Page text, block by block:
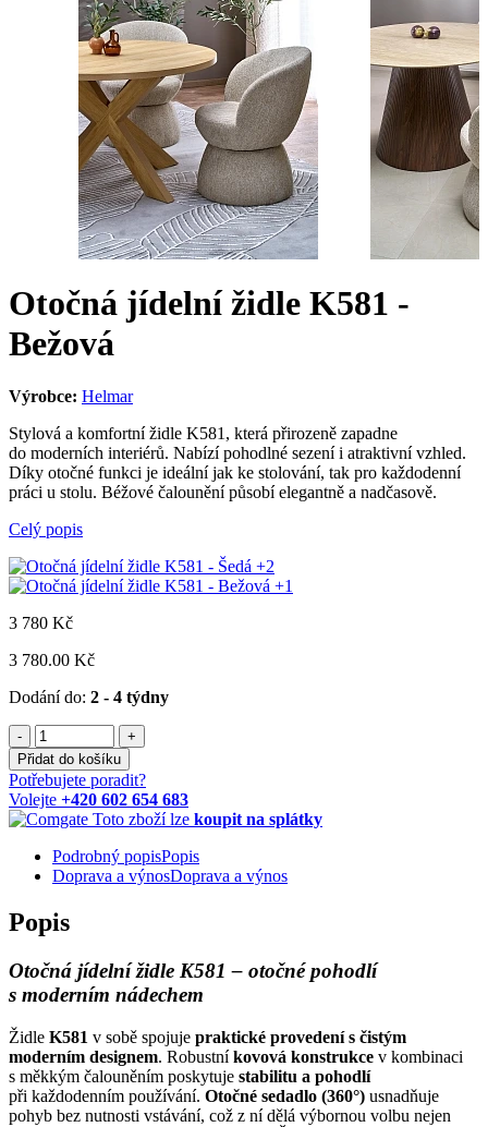
Otočná jídelní židle K581 -
Bežová
Výrobce: Helmar
Stylová a komfortní židle K581, která přirozeně zapadne
do moderních interiérů. Nabízí pohodlné sezení i atraktivní vzhled.
Díky otočné funkci je ideální jak ke stolování, tak pro každodenní
práci u stolu. Béžové čalounění působí elegantně a nadčasově.
Celý popis
+2
+1
3 780 Kč
3 780.00 Kč
Dodání do: 2 - 4 týdny
-
+
Přidat do košíku
Potřebujete poradit?
Volejte +420 602 654 683
Toto zboží lze koupit na splátky
Podrobný popisPopis
Doprava a výnosDoprava a výnos
Popis
Otočná jídelní židle K581 – otočné pohodlí
s moderním nádechem
Židle K581 v sobě spojuje praktické provedení s čistým
moderním designem. Robustníkovová konstrukce v kombinaci
s měkkým čalouněním poskytuje stabilitu a pohodlí
při každodenním používání. Otočné sedadlo (360°) usnadňuje
pohyb bez nutnosti vstávání, což z ní dělá výbornou volbu nejen